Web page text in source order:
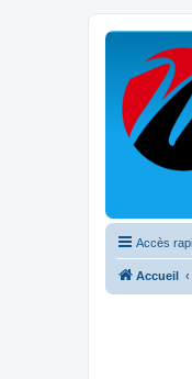
Accès
Accueil